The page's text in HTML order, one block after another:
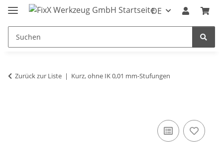
DE
Zurück zur Liste Kurz, ohne IK 0,01 mm-Stufungen